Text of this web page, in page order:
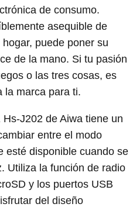
de consumo.
asequible de
puede poner su
de la mano. Si tu pasión
o las tres cosas, es
la marca para ti.
J202 de Aiwa tiene un
entre el modo
esté disponible cuando se
Utiliza la función de radio
y los puertos USB
del diseño